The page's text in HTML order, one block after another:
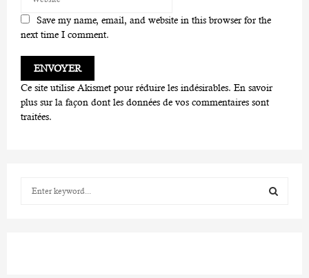
Save my name, email, and website in this browser for the
next time I comment.
Ce site utilise Akismet pour réduire les indésirables. En savoir
plus sur la façon dont les données de vos commentaires sont
traitées.